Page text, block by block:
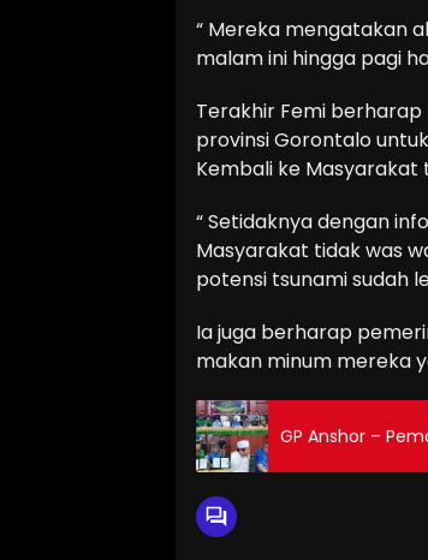
“ Mereka mengatakan
malam ini hingga pagi
Terakhir Femi
provinsi Gorontalo
Kembali ke
“ Setidaknya dengan
Masyarakat tidak was
potensi tsunami sudah
Ia juga berharap
makan minum mereka
GP Anshor –